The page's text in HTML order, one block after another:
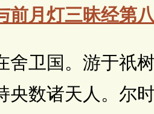
前月灯三昧经第
卫国。游于祇树
央数诸天人。尔